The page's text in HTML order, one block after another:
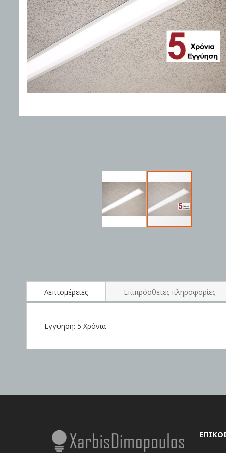
images
Λεπτομέρειες
Εγγύηση: 5 Χρόνια
Επιπρόσθετες πληροφορίες